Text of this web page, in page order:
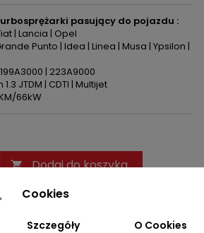
pasujący do pojazdu :
| Lancia | Opel
Punto | Idea | Linea | Musa | Ypsilon |
199A3000 | 223A9000
JTDM | CDTI | Multijet
66kW
 Dodaj do koszyka
Cookies
Szczegóły O Cookies